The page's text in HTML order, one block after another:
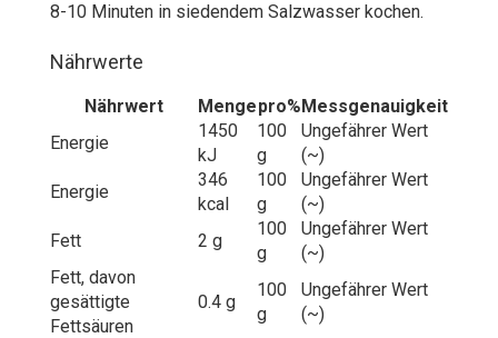
8-10 Minuten in siedendem Salzwasser kochen.
Nährwerte
Nährwert Mengepro%Messgenauigkeit
Energie
1450
kJ
100
g
Ungefährer Wert
(~)
Energie
346
kcal
100
g
Ungefährer Wert
(~)
Fett
2 g
100
g
Ungefährer Wert
(~)
Fett, davon
gesättigte
Fettsäuren
0.4 g
100
g
Ungefährer Wert
(~)